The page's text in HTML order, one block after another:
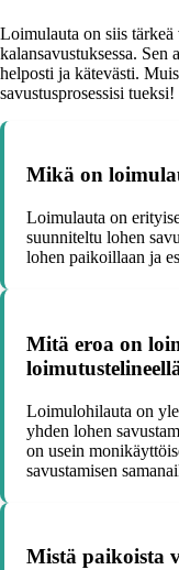
Loimulauta on siis tärkeä
kalansavustuksessa.
helposti ja kätevästi.
savustusprosessisi tueksi!
Mikä on
Loimulauta on
suunniteltu lohen
lohen paikoillaan ja
Mitä eroa on
Loimulohilauta on
yhden lohen
on usein
savustamisen
Mistä paikoista